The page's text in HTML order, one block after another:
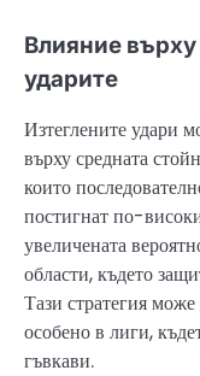
Влияние
ударите
Изтеглените удари
върху средната
които
постигнат по-
увеличената
области, където
Тази стратегия
особено в лиги,
гъвкави.